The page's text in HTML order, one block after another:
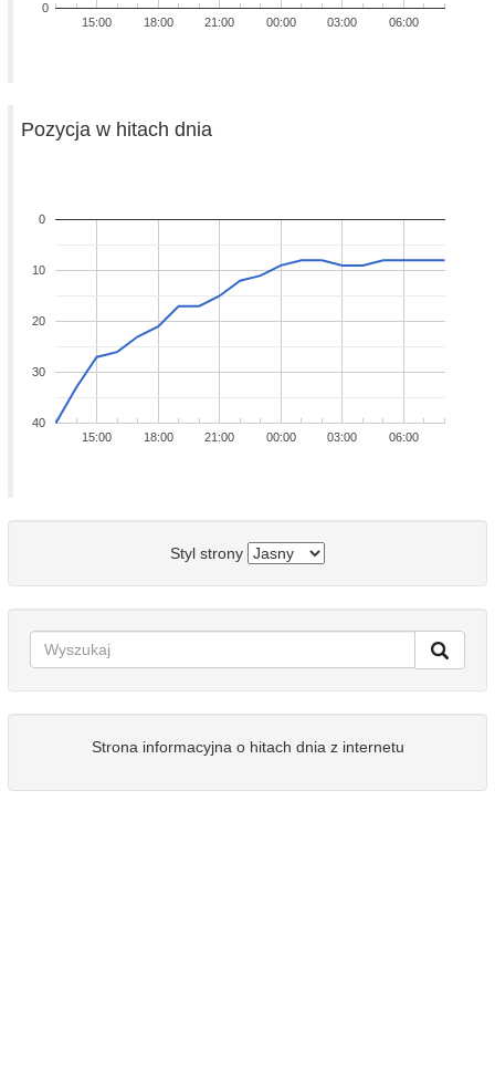
15:00 18:00 21:00 00:00 03:00 06:00
0
Pozycja w hitach dnia
15:00 18:00 21:00 00:00 03:00 06:00
0
10
20
30
40
Styl strony
Strona informacyjna o hitach dnia z internetu